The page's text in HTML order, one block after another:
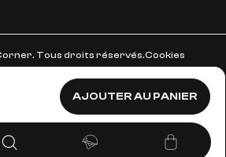
AJOUTER AU PANIER
Tous droits réservés.Cookies